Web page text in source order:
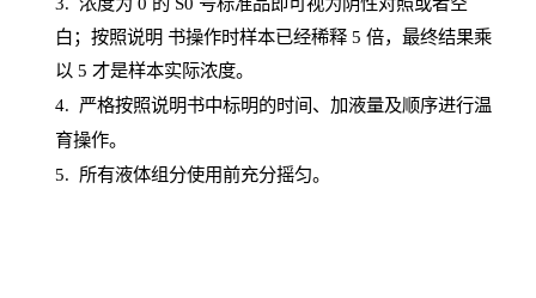
白；按照说明 书操作时样本已经稀释5 倍，最终结果乘
以 5 才是样本实际浓度。
4. 严格按照说明书中标明的时间、加液量及顺序进行温
育操作。
5. 所有液体组分使用前充分摇匀。